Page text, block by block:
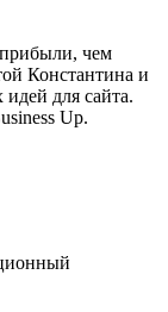
чем
Константина и
для сайта.
Up.